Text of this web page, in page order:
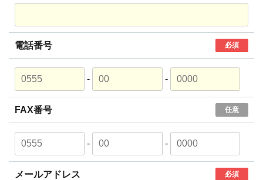
電話番号 必須
- -
FAX番号 任意
- -
メールアドレス 必須